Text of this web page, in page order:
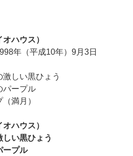
ハウス）
年（平成10年）9月3日
しい黒ひょう
ープル
満月）
ハウス）
い黒ひょう
ープル